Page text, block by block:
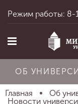
Режим работы: 8-
ОБ
Главная
Об
Новости